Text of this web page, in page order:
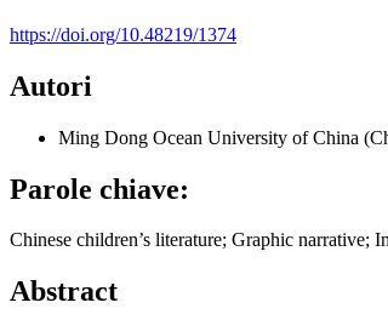
https://doi.org/10.48219/1374
Autori
Ming Dong Ocean University of China
Parole chiave:
Chinese children’s literature; Graphic narrative;
Abstract